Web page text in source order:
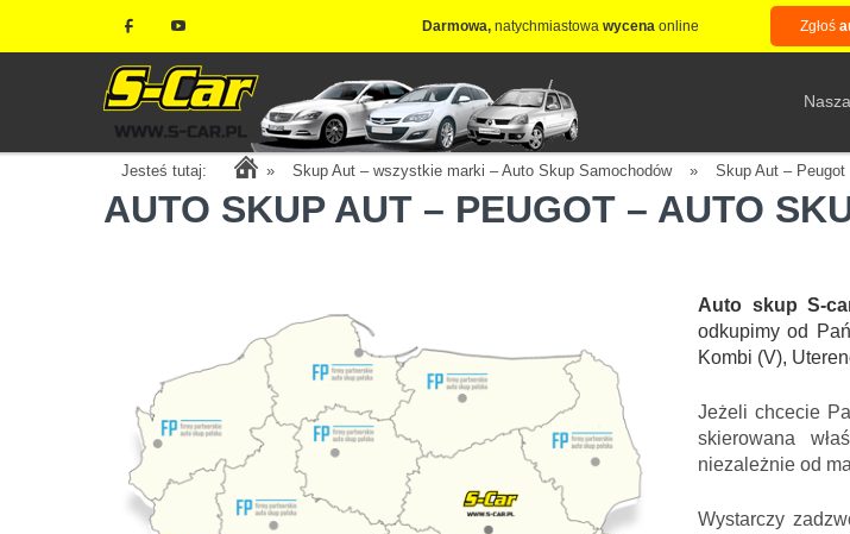
Darmowa, natychmiastowa wycena online Zgłoś
Jesteś tutaj: » Skup Aut – wszystkie marki – Auto Skup Samochodów » Skup Aut – Peugot
AUTO SKUP AUT – PEUGOT – AUTO
Auto skup S-
odkupimy od
Kombi (V),
Jeżeli chcecie
skierowana
niezależnie od
Wystarczy